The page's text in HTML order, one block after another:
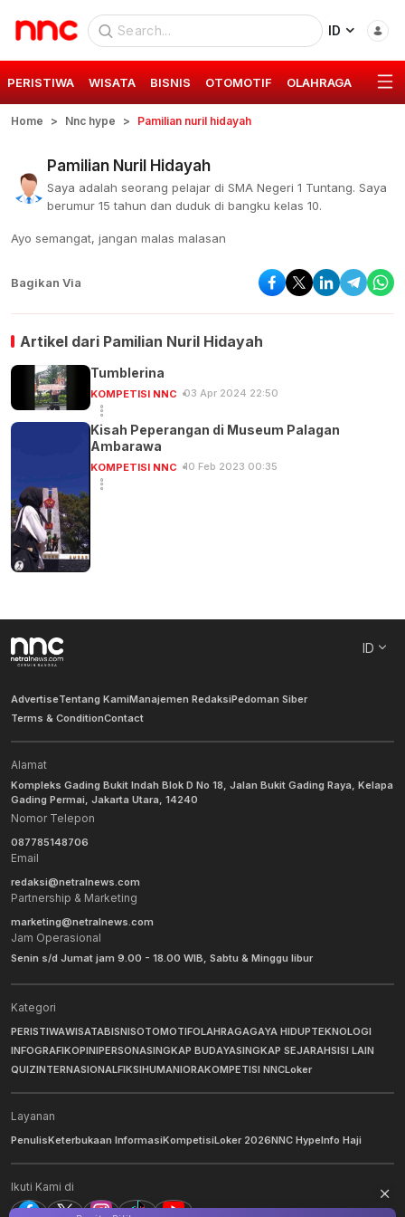
ID
PERISTIWA WISATA BISNIS OTOMOTIF OLAHRAGA GAYA
Home Nnc hype Pamilian nuril hidayah
Pamilian Nuril Hidayah
Saya adalah seorang pelajar di SMA Negeri 1 Tuntang. Saya
berumur 15 tahun dan duduk di bangku kelas 10.
Ayo semangat, jangan malas malasan
Bagikan Via
Artikel dari Pamilian Nuril Hidayah
Tumblerina
KOMPETISI NNC 03 Apr 2024 22:50
Kisah Peperangan di Museum Palagan
Ambarawa
KOMPETISI NNC 10 Feb 2023 00:35
ID
AdvertiseTentang KamiManajemen RedaksiPedoman Siber
Terms & ConditionContact
Alamat
Kompleks Gading Bukit Indah Blok D No 18, Jalan Bukit Gading Raya, Kelapa
Gading Permai, Jakarta Utara, 14240
Nomor Telepon
087785148706
Email
redaksi@netralnews.com
Partnership & Marketing
marketing@netralnews.com
Jam Operasional
Senin s/d Jumat jam 9.00 - 18.00 WIB, Sabtu & Minggu libur
Kategori
PERISTIWAWISATABISNISOTOMOTIFOLAHRAGAGAYA HIDUPTEKNOLOGI
INFOGRAFIKOPINIPERSONASINGKAP BUDAYASINGKAP SEJARAHSISI LAIN
QUIZINTERNASIONALFIKSIHUMANIORAKOMPETISI NNCLoker
Layanan
PenulisKeterbukaan InformasiKompetisiLoker 2026NNC HypeInfo Haji
Ikuti Kami di